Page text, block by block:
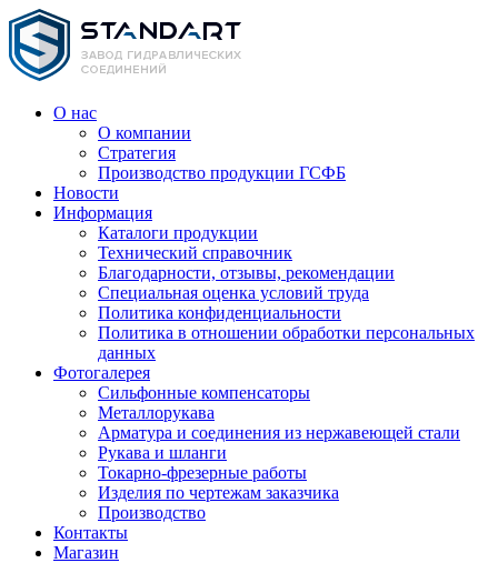
О нас
О компании
Стратегия
Производство продукции ГСФБ
Новости
Информация
Каталоги продукции
Технический справочник
Благодарности, отзывы, рекомендации
Специальная оценка условий труда
Политика конфиденциальности
Политика в отношении обработки персональных
данных
Фотогалерея
Сильфонные компенсаторы
Металлорукава
Арматура и соединения из нержавеющей стали
Рукава и шланги
Токарно-фрезерные работы
Изделия по чертежам заказчика
Производство
Контакты
Магазин